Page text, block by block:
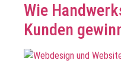
Wie
Kunden